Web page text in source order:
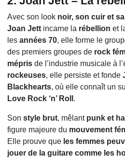
Avec son look noir, son cuir et
Joan Jett incarne la rébellion et
les années 70, elle forme le
des premiers groupes de rock
mépris de l’industrie musicale à
rockeuses, elle persiste et fonde
Blackhearts, où elle connaît un
Love Rock ‘n’ Roll .
Son style brut, mêlant punk et
figure majeure du mouvement
Elle prouve que les femmes
jouer de la guitare comme les